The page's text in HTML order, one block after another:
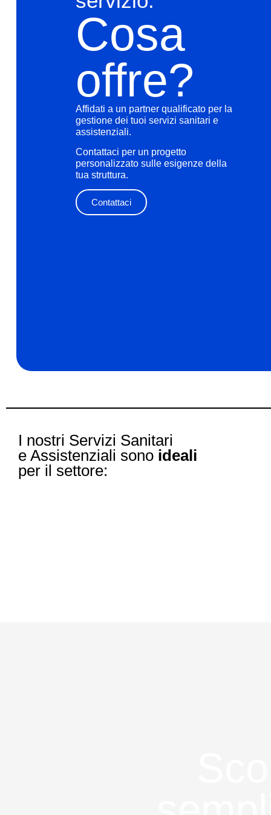
Cosa
offre?
Affidati a un partner qualificato per la
gestione dei tuoi servizi sanitari e
assistenziali.
Contattaci per un progetto
personalizzato sulle esigenze della
tua struttura.
Contattaci
I nostri Servizi Sanitari
e Assistenziali sono ideali
per il settore: